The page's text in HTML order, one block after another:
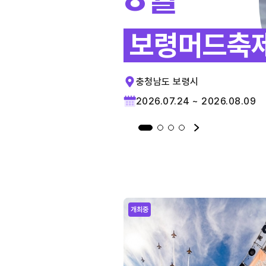
보령머드축
충청남도 보령시
2026.07.24 ~ 2026.08.09
개최중